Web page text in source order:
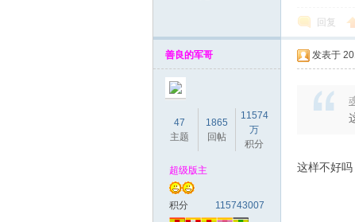
回复
善良的军哥
47
主题
1865
回帖
11574
万
积分
超级版主
积分 115743007
发表于
这样不好